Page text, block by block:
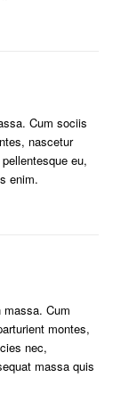
Cum sociis
nascetur
eu,
enim.
massa. Cum
montes,
nec,
massa quis